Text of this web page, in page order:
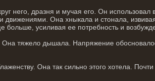
него, дразня и мучая его. Он использовал
движениями. Она хныкала и стонала,
больше, усиливая ее потребность и
тяжело дышала. Напряжение
Она так сильно этого хотела. Почти